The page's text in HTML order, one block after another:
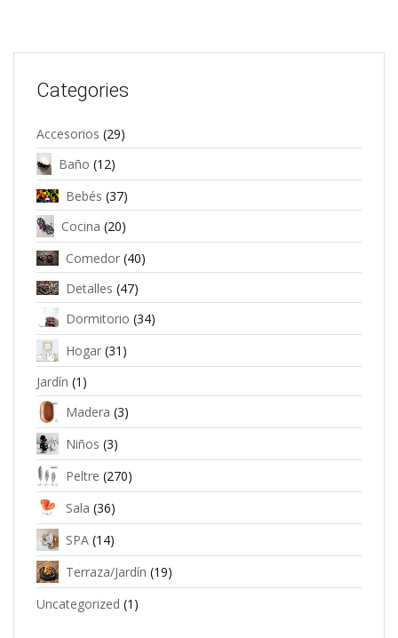
Categories
Accesorios (29)
Baño (12)
Bebés (37)
Cocina (20)
Comedor (40)
Detalles (47)
Dormitorio (34)
Hogar (31)
Jardín (1)
Madera (3)
Niños (3)
Peltre (270)
Sala (36)
SPA (14)
Terraza/Jardín (19)
Uncategorized (1)